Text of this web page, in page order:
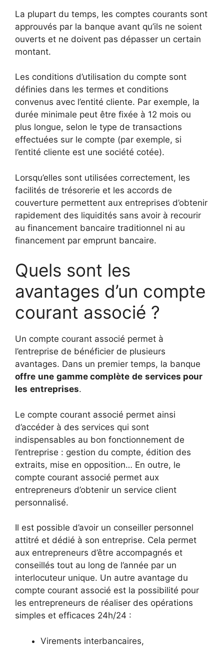
La plupart du temps, les comptes courants sont
approuvés par la banque avant qu’ils ne soient
ouverts et ne doivent pas dépasser un certain
montant.
Les conditions d’utilisation du compte sont
définies dans les termes et conditions
convenus avec l’entité cliente. Par exemple, la
durée minimale peut être fixée à 12 mois ou
plus longue, selon le type de transactions
effectuées sur le compte (par exemple, si
l’entité cliente est une société cotée).
Lorsqu’elles sont utilisées correctement, les
facilités de trésorerie et les accords de
couverture permettent aux entreprises d’obtenir
rapidement des liquidités sans avoir à recourir
au financement bancaire traditionnel ni au
financement par emprunt bancaire.
Quels sont les
avantages d’un compte
courant associé ?
Un compte courant associé permet à
l’entreprise de bénéficier de plusieurs
avantages. Dans un premier temps, la banque
offre une gamme complète de services pour
les entreprises.
Le compte courant associé permet ainsi
d’accéder à des services qui sont
indispensables au bon fonctionnement de
l’entreprise : gestion du compte, édition des
extraits, mise en opposition… En outre, le
compte courant associé permet aux
entrepreneurs d’obtenir un service client
personnalisé.
Il est possible d’avoir un conseiller personnel
attitré et dédié à son entreprise. Cela permet
aux entrepreneurs d’être accompagnés et
conseillés tout au long de l’année par un
interlocuteur unique. Un autre avantage du
compte courant associé est la possibilité pour
les entrepreneurs de réaliser des opérations
simples et efficaces 24h/24 :
Virements interbancaires,